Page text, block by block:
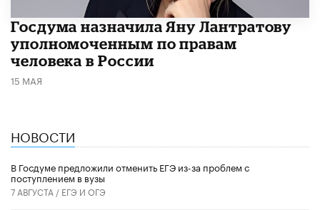
Госдума назначила Яну Лантратову
уполномоченным по правам
человека в России
15 МАЯ
НОВОСТИ
В Госдуме предложили отменить ЕГЭ из-за проблем с
поступлением в вузы
7 АВГУСТА / ЕГЭ И ОГЭ